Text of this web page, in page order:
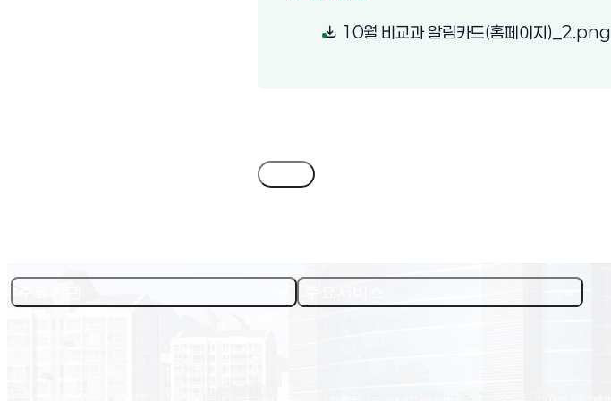
10월 비교과 알림카드(홈페이지)_2.png